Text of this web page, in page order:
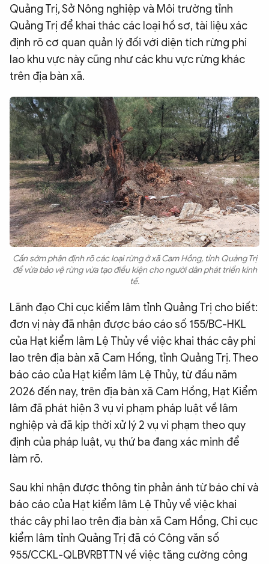
Quảng Trị, Sở Nông nghiệp và Môi trường tỉnh
Quảng Trị để khai thác các loại hồ sơ, tài liệu xác
định rõ cơ quan quản lý đối với diện tích rừng phi
lao khu vực này cũng như các khu vực rừng khác
trên địa bàn xã.
Cần sớm phân định rõ các loại rừng ở xã Cam Hồng, tỉnh Quảng Trị
để vừa bảo vệ rừng vừa tạo điều kiện cho người dân phát triển kinh
tế.
Lãnh đạo Chi cục kiểm lâm tỉnh Quảng Trị cho biết:
đơn vị này đã nhận được báo cáo số 155/BC-HKL
của Hạt kiểm lâm Lệ Thủy về việc khai thác cây phi
lao trên địa bàn xã Cam Hồng, tỉnh Quảng Trị. Theo
báo cáo của Hạt kiểm lâm Lệ Thủy, từ đầu năm
2026 đến nay, trên địa bàn xã Cam Hồng, Hạt Kiểm
lâm đã phát hiện 3 vụ vi phạm pháp luật về lâm
nghiệp và đã kịp thời xử lý 2 vụ vi phạm theo quy
định của pháp luật, vụ thứ ba đang xác minh để
làm rõ.
Sau khi nhận được thông tin phản ánh từ báo chí và
báo cáo của Hạt kiểm lâm Lệ Thủy về việc khai
thác cây phi lao trên địa bàn xã Cam Hồng, Chi cục
kiểm lâm tỉnh Quảng Trị đã có Công văn số
955/CCKL-QLBVRBTTN về việc tăng cường công